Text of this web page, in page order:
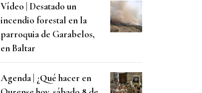
Vídeo | Desatado un
incendio forestal en la
parroquia de Garabelos,
en Baltar
Agenda | ¿Qué hacer en